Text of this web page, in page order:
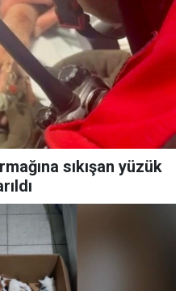
sıkışan yüzük